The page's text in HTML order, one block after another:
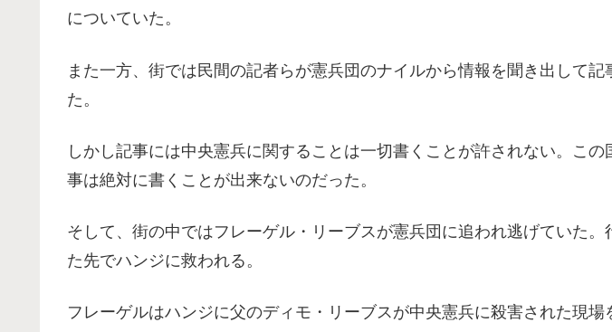
についていた。
また一方、街では民間の記者らが憲兵団のナイルから情報を聞き出して記
た。
しかし記事には中央憲兵に関することは一切書くことが許されない。この
事は絶対に書くことが出来ないのだった。
そして、街の中ではフレーゲル・リーブスが憲兵団に追われ逃げていた
た先でハンジに救われる。
フレーゲルはハンジに父のディモ・リーブスが中央憲兵に殺害された現場